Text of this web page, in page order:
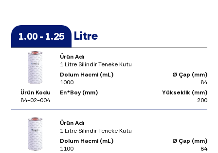
1.00 - 1.25 Litre
Ürün Adı
1 Litre Silindir Teneke Kutu
Dolum Hacmi (mL)
1000
Ø Çap (mm)
84
Ürün Kodu
84-02-004
En*Boy (mm)
Yükseklik (mm)
200
Ürün Adı
1 Litre Silindir Teneke Kutu
Dolum Hacmi (mL)
1100
Ø Çap (mm)
84